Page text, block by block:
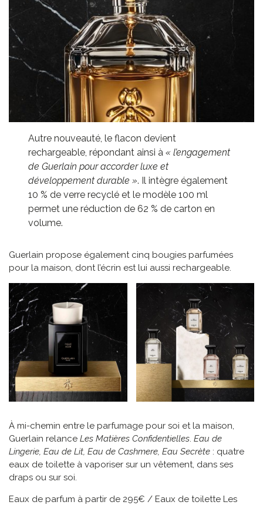
Autre nouveauté, le flacon devient
rechargeable, répondant ainsi à« l’engagement
de Guerlain pour accorder luxe et
développement durable ». Il intègre également
10 % de verre recyclé et le modèle 100 ml
permet une réduction de 62 % de carton en
volume.
Guerlain propose également cinq bougies parfumées
pour la maison, dont l’écrin est lui aussi rechargeable.
À mi-chemin entre le parfumage pour soi et la maison,
Guerlain relance Les Matières Confidentielles. Eau de
Lingerie, Eau de Lit, Eau de Cashmere, Eau Secrète : quatre
eaux de toilette à vaporiser sur un vêtement, dans ses
draps ou sur soi.
Eaux de parfum à partir de 295€ / Eaux de toilette Les